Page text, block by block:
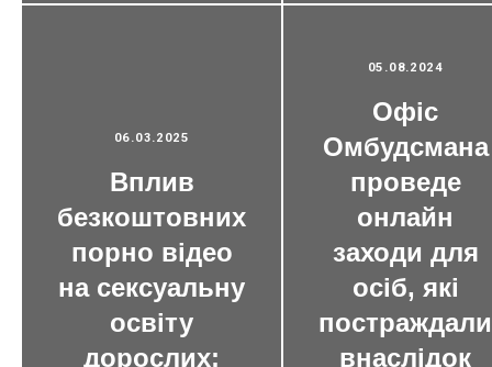
06.03.2025
Вплив
безкоштовних
порно відео
на сексуальну
освіту
дорослих:
05.08.2024
Офіс
Омбудсмана
проведе
онлайн
заходи для
осіб, які
постраждали
внаслідок